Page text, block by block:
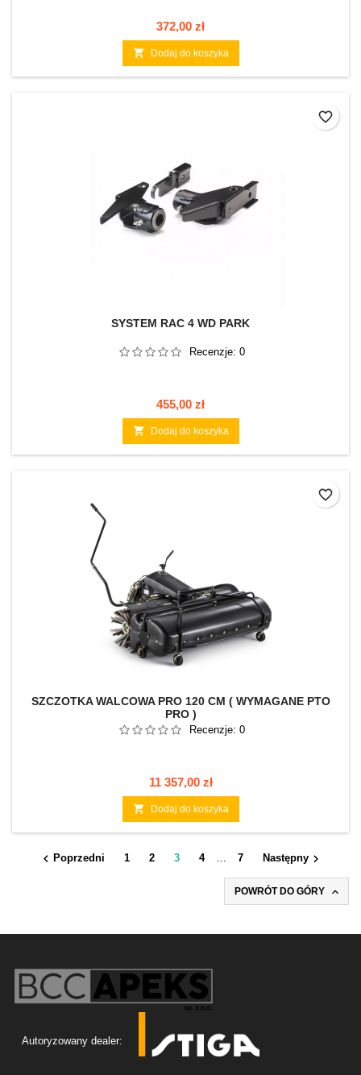
Cena
372,00 zł
 Dodaj do koszyka
SYSTEM RAC 4 WD PARK
Recenzje: 0
Cena
455,00 zł
 Dodaj do koszyka
favorite_border
SZCZOTKA WALCOWA PRO 120 CM ( WYMAGANE PTO
PRO )
Recenzje: 0
Cena
11 357,00 zł
 Dodaj do koszyka
favorite_border
 Poprzedni 1 2 3 4 … 7 Następny
POWRÓT DO GÓRY 
Autoryzowany dealer: